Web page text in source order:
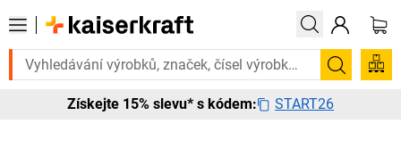
to urgentně? Vybrané bestsellery doručíme do 72 hodin.
Hledání
Získejte 15% slevu* s kódem: START26